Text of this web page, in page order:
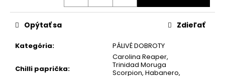
Kategória: PÁLIVÉ DOBROTY
Chilli paprička:
Carolina Reaper,
Trinidad Moruga
Scorpion, Habanero,
Opýtať sa Zdieľať
€9,90